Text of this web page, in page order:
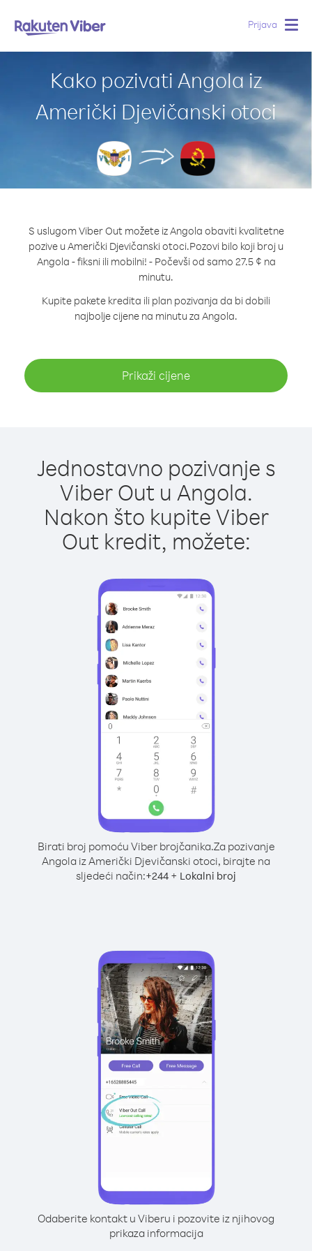
Prijava
Kako pozivati Angola iz
Američki Djevičanski otoci
S uslugom Viber Out možete iz Angola obaviti kvalitetne
pozive u Američki Djevičanski otoci.Pozovi bilo koji broj u
Angola - fiksni ili mobilni! - Počevši od samo 27.5 ¢ na
minutu.
Kupite pakete kredita ili plan pozivanja da bi dobili
najbolje cijene na minutu za Angola.
Prikaži cijene
Jednostavno pozivanje s
Viber Out u Angola.
Nakon što kupite Viber
Out kredit, možete:
Birati broj pomoću Viber brojčanika.Za pozivanje
Angola iz Američki Djevičanski otoci, birajte na
sljedeći način:+244 + Lokalni broj
Odaberite kontakt u Viberu i pozovite iz njihovog
prikaza informacija